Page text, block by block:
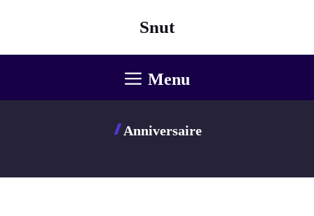
Snut
Menu
Anniversaire